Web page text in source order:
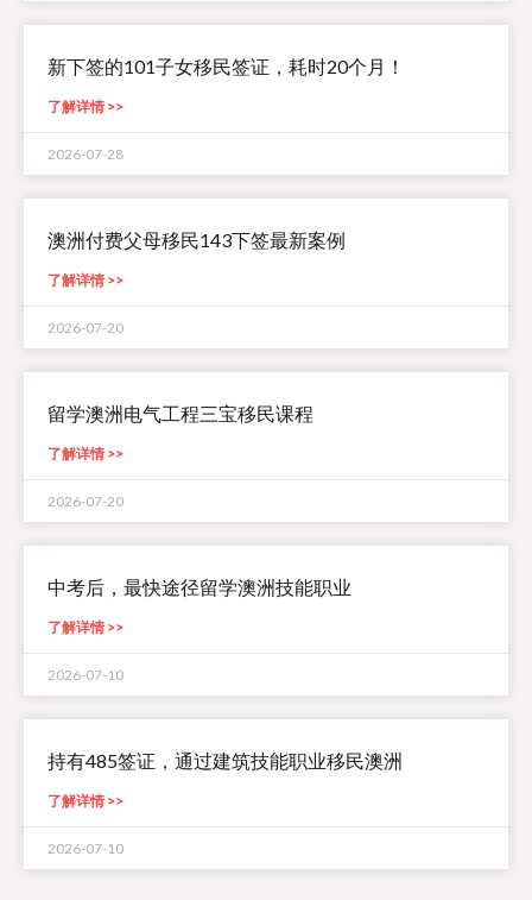
新下签的101子女移民签证，耗时20个月！
了解详情 >>
2026-07-28
澳洲付费父母移民143下签最新案例
了解详情 >>
2026-07-20
留学澳洲电气工程三宝移民课程
了解详情 >>
2026-07-20
中考后，最快途径留学澳洲技能职业
了解详情 >>
2026-07-10
持有485签证，通过建筑技能职业移民澳洲
了解详情 >>
2026-07-10